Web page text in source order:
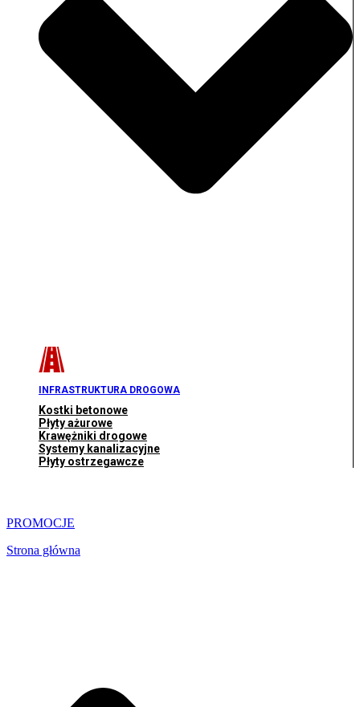
INFRASTRUKTURA DROGOWA
Kostki betonowe
Płyty ażurowe
Krawężniki drogowe
Systemy kanalizacyjne
Płyty ostrzegawcze
PROMOCJE
Strona główna